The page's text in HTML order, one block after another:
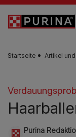
Skip to main content
Startseite Artikel
Purina